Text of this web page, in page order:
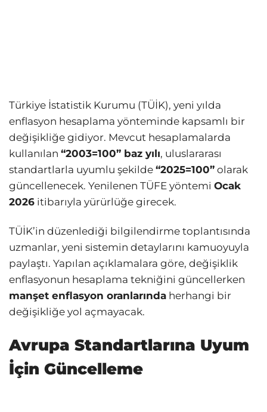
Türkiye İstatistik Kurumu (TÜİK), yeni yılda
enflasyon hesaplama yönteminde kapsamlı bir
değişikliğe gidiyor. Mevcut hesaplamalarda
kullanılan “2003=100” baz yılı, uluslararası
standartlarla uyumlu şekilde “2025=100” olarak
güncellenecek. Yenilenen TÜFE yöntemi Ocak
2026 itibarıyla yürürlüğe girecek.
TÜİK’in düzenlediği bilgilendirme toplantısında
uzmanlar, yeni sistemin detaylarını kamuoyuyla
paylaştı. Yapılan açıklamalara göre, değişiklik
enflasyonun hesaplama tekniğini güncellerken
manşet enflasyon oranlarında herhangi bir
değişikliğe yol açmayacak.
Avrupa Standartlarına Uyum
İçin Güncelleme